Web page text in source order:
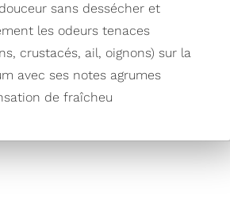
sans dessécher et
les odeurs tenaces
crustacés, ail, oignons) sur la
avec ses notes agrumes
de fraîcheu